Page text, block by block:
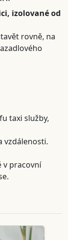
izolované od
rovně, na
taxi služby,
vzdálenosti.
v pracovní